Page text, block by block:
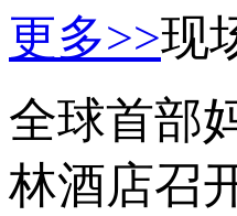
更多>>现
全球首部
林酒店召